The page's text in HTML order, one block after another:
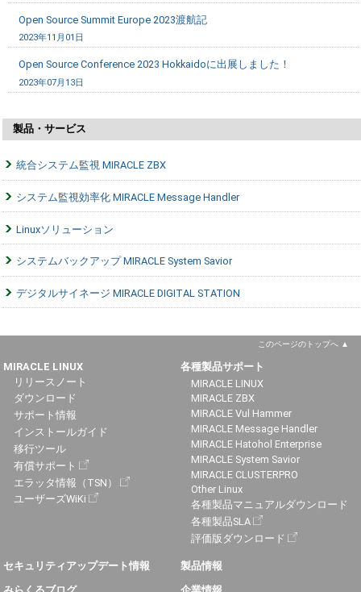
Open Source Summit Europe 2023渡航記
2023年11月01日
Open Source Conference 2023 Hokkaidoに出展しました！
2023年07月13日
製品・サービス
統合システム監視 MIRACLE ZBX
システム監視効率化 MIRACLE Message Handler
Linuxソリューション
システムバックアップ MIRACLE System Savior
デジタルサイネージ MIRACLE DIGITAL STATION
このページのトップへ
MIRACLE LINUX
リリースノート
ダウンロード
サポート情報
インストールガイド
移行ツール
有償サポート
エラッタ情報（TSN）
ユーザーズWiKi
各種製品サポート
MIRACLE LINUX
MIRACLE ZBX
MIRACLE Vul Hammer
MIRACLE Message Handler
MIRACLE Hatohol Enterprise
MIRACLE System Savior
MIRACLE CLUSTERPRO
Other Linux
各種製品マニュアルダウンロード
各種製品SLA
評価版ダウンロード
セキュリティアップデート情報
製品情報